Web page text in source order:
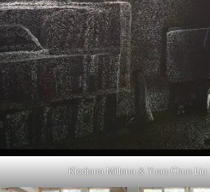
Klodiana Millona & Yuan-Chun Liu